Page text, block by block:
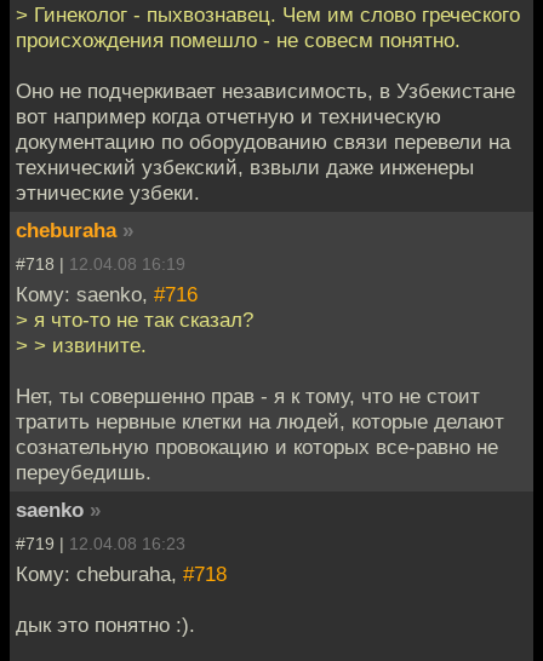
> Гинеколог - пыхвознавец. Чем им слово греческого
происхождения помешло - не совесм понятно.
Оно не подчеркивает независимость, в Узбекистане
вот например когда отчетную и техническую
документацию по оборудованию связи перевели на
технический узбекский, взвыли даже инженеры
этнические узбеки.
cheburaha »
#718 | 12.04.08 16:19
Кому: saenko, #716
> я что-то не так сказал?
> > извините.
Нет, ты совершенно прав - я к тому, что не стоит
тратить нервные клетки на людей, которые делают
сознательную провокацию и которых все-равно не
переубедишь.
saenko »
#719 | 12.04.08 16:23
Кому: cheburaha, #718
дык это понятно :).